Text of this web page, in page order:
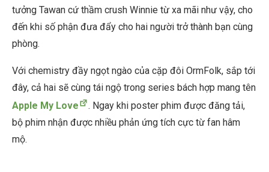
tưởng Tawan cứ thầm crush Winnie từ xa mãi như vậy, cho
đến khi số phận đưa đẩy cho hai người trở thành bạn cùng
phòng.
Với chemistry đầy ngọt ngào của cặp đôi OrmFolk, sắp tới
đây, cả hai sẽ cùng tái ngộ trong series bách hợp mang tên
Apple My Love
. Ngay khi poster phim được đăng tải,
bộ phim nhận được nhiều phản ứng tích cực từ fan hâm
mộ.